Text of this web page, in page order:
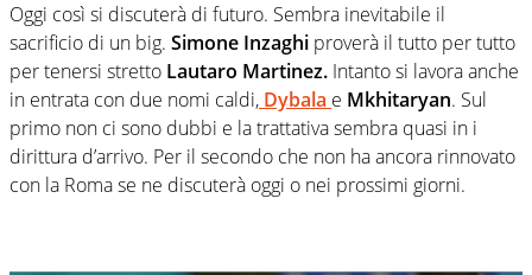
Oggi così si discuterà di futuro. Sembra inevitabile il
sacrificio di un big. Simone Inzaghi proverà il tutto per tutto
per tenersi stretto Lautaro Martinez. Intanto si lavora anche
in entrata con due nomi caldi, Dybala e Mkhitaryan. Sul
primo non ci sono dubbi e la trattativa sembra quasi in i
dirittura d’arrivo. Per il secondo che non ha ancora rinnovato
con la Roma se ne discuterà oggi o nei prossimi giorni.